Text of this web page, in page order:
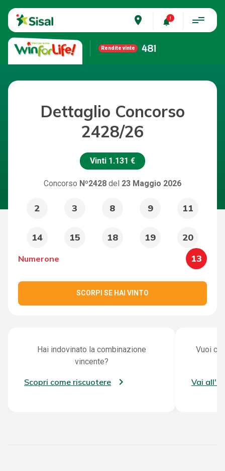
place
Rendite vinte 481
Dettaglio Concorso
2428/26
Vinti 1.131 €
Concorso Nº2428 del 23 Maggio 2026
2 3 8 9 11
14 15 18 19 20
Numerone 13
SCORPI SE HAI VINTO
Hai indovinato la combinazione
vincente?
Scopri come riscuotere
Vuoi
Vai